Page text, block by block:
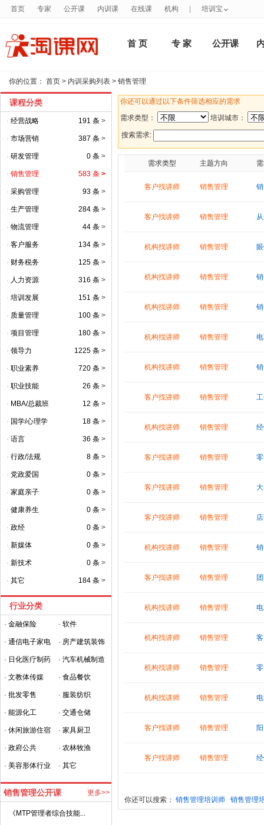
首 页 专 家 公开课
你的位置： 首页 > 内训采购列表 > 销售管理
课程分类
· 经营战略 191 条 >
· 市场营销 387 条 >
· 研发管理 0 条 >
· 销售管理 583 条 >
· 采购管理 93 条 >
· 生产管理 284 条 >
· 物流管理 44 条 >
· 客户服务 134 条 >
· 财务税务 125 条 >
· 人力资源 316 条 >
· 培训发展 151 条 >
· 质量管理 100 条 >
· 项目管理 180 条 >
· 领导力 1225 条 >
· 职业素养 720 条 >
· 职业技能 26 条 >
· MBA/总裁班 12 条 >
· 国学/心理学 18 条 >
· 语言 36 条 >
· 行政/法规 8 条 >
· 党政爱国 0 条 >
· 家庭亲子 0 条 >
· 健康养生 0 条 >
· 政经 0 条 >
· 新媒体 0 条 >
· 新技术 0 条 >
· 其它 184 条 >
行业分类
· 金融保险 · 软件
· 通信电子家电 · 房产建筑装饰
· 日化医疗制药 · 汽车机械制造
· 文教体传媒 · 食品餐饮
· 批发零售 · 服装纺织
· 能源化工 · 交通仓储
· 休闲旅游住宿 · 家具厨卫
· 政府公共 · 农林牧渔
· 美容形体行业 · 其它
销售管理公开课 更多>>
《MTP管理者综合技能...
你还可以通过以下条件筛选相应的需求
需求类型：
培训城市：
搜索需求:
需求类型 主题方向
客户找讲师 销售管理
客户找讲师 销售管理
机构找讲师 销售管理
机构找讲师 销售管理
机构找讲师 销售管理
机构找讲师 销售管理
机构找讲师 销售管理
客户找讲师 销售管理
机构找讲师 销售管理
客户找讲师 销售管理
客户找讲师 销售管理
客户找讲师 销售管理
机构找讲师 销售管理
客户找讲师 销售管理
机构找讲师 销售管理
机构找讲师 销售管理
机构找讲师 销售管理
机构找讲师 销售管理
客户找讲师 销售管理
客户找讲师 销售管理
你还可以搜索： 销售管理培训师 销售管理
首页 专家 公开课 内训课 在线课 机构 培训宝